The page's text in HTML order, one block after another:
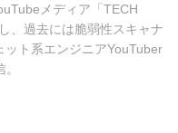
メディア「TECH
、過去には脆弱性スキャナ
ット系エンジニアYouTuber